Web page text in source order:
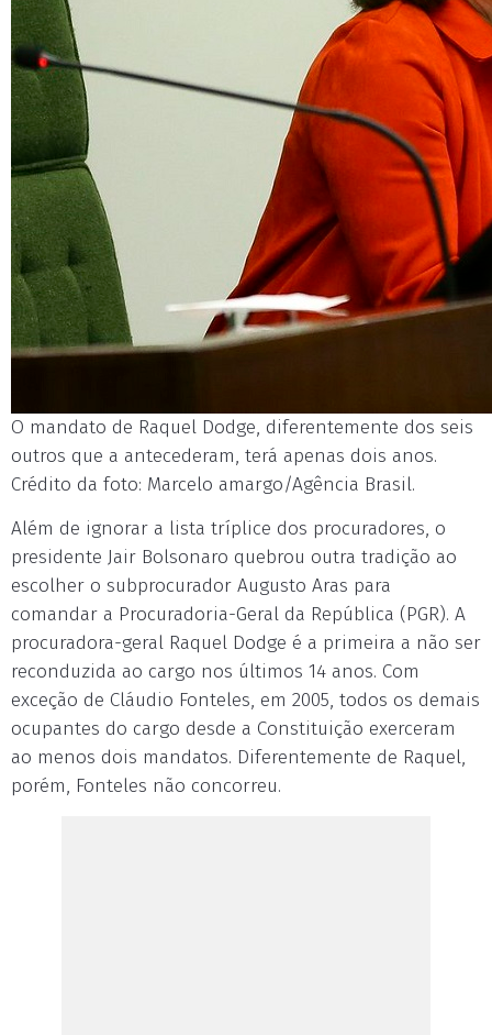
O mandato de Raquel Dodge, diferentemente dos seis
outros que a antecederam, terá apenas dois anos.
Crédito da foto: Marcelo amargo/Agência Brasil.
Além de ignorar a lista tríplice dos procuradores, o
presidente Jair Bolsonaro quebrou outra tradição ao
escolher o subprocurador Augusto Aras para
comandar a Procuradoria-Geral da República (PGR). A
procuradora-geral Raquel Dodge é a primeira a não ser
reconduzida ao cargo nos últimos 14 anos. Com
exceção de Cláudio Fonteles, em 2005, todos os demais
ocupantes do cargo desde a Constituição exerceram
ao menos dois mandatos. Diferentemente de Raquel,
porém, Fonteles não concorreu.